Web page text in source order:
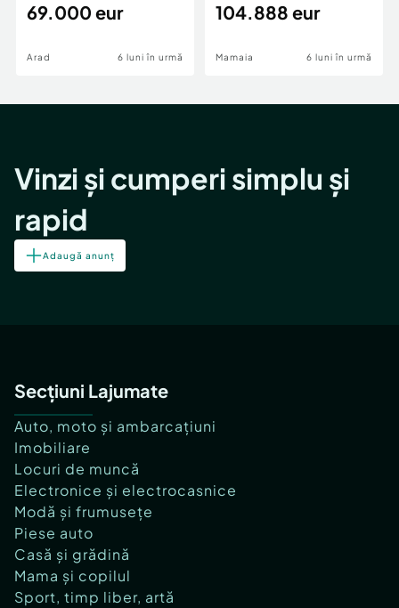
69.000 eur
Arad 6 luni în urmă
cheie,langa Mega
104.888 eur
Mamaia 6 luni în urmă
Vinzi și cumperi simplu și
rapid
Adaugă anunț
Secțiuni Lajumate
Auto, moto și ambarcațiuni
Imobiliare
Locuri de muncă
Electronice și electrocasnice
Modă și frumusețe
Piese auto
Casă și grădină
Mama și copilul
Sport, timp liber, artă